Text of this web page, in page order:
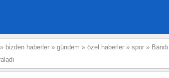
» bizden haberler » gündem » özel haberler » spor »